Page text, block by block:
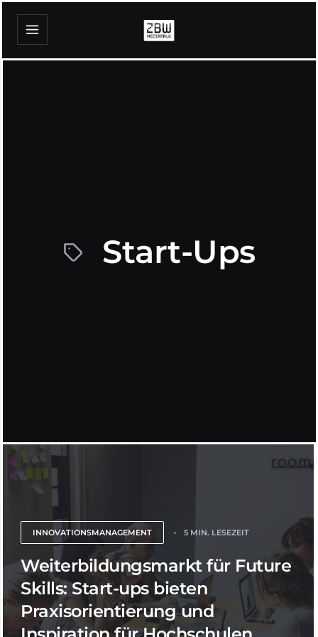
Start-Ups
INNOVATIONSMANAGEMENT 5 MIN. LESEZEIT
Weiterbildungsmarkt für Future
Skills: Start-ups bieten
Praxisorientierung und